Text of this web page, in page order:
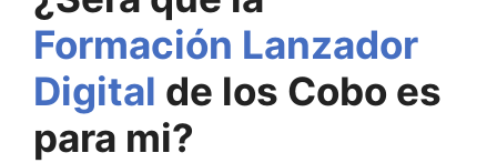
Formación Lanzador
Digital de los Cobo es
para mi?